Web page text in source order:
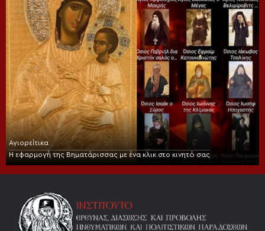
Αγιορείτικα
Η εφαρμογή της Βηματάρισσας με ένα κλικ στο κινητό σας